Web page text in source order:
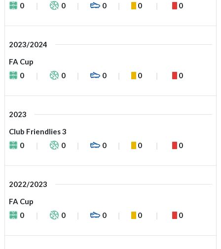
0
0 0 0 0
2023/2024
FA Cup
0
0 0 0 0
2023
Club Friendlies 3
0
0 0 0 0
2022/2023
FA Cup
0
0 0 0 0